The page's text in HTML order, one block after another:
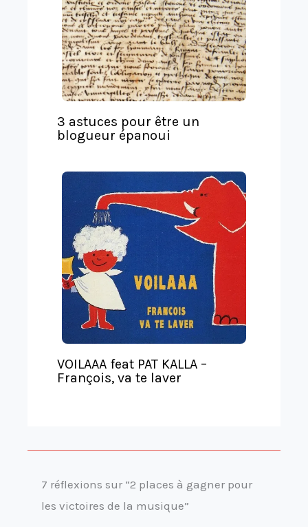
3 astuces pour être un
blogueur épanoui
VOILAAA feat PAT KALLA –
François, va te laver
7 réflexions sur “2 places à gagner pour
les victoires de la musique”